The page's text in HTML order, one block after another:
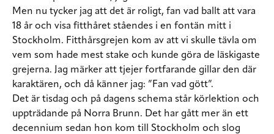
Men nu tycker jag att det är roligt, fan vad ballt att vara
18 år och visa fitthåret ståendes i en fontän mitt i
Stockholm. Fitthårsgrejen kom av att vi skulle tävla om
vem som hade mest stake och kunde göra de läskigaste
grejerna. Jag märker att tjejer fortfarande gillar den där
karaktären, och då känner jag: ”Fan vad gött”.
Det är tisdag och på dagens schema står körlektion och
uppträdande på Norra Brunn. Det har gått mer än ett
decennium sedan hon kom till Stockholm och slog